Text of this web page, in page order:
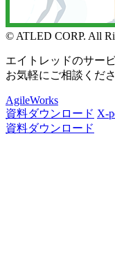
© ATLED CORP. All
エイトレッドのサー
お気軽にご相談くださ
AgileWorks
資料ダウンロード X-
資料ダウンロード